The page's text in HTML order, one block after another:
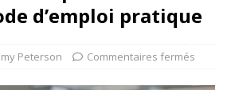
d’emploi pratique
Peterson Commentaires fermés